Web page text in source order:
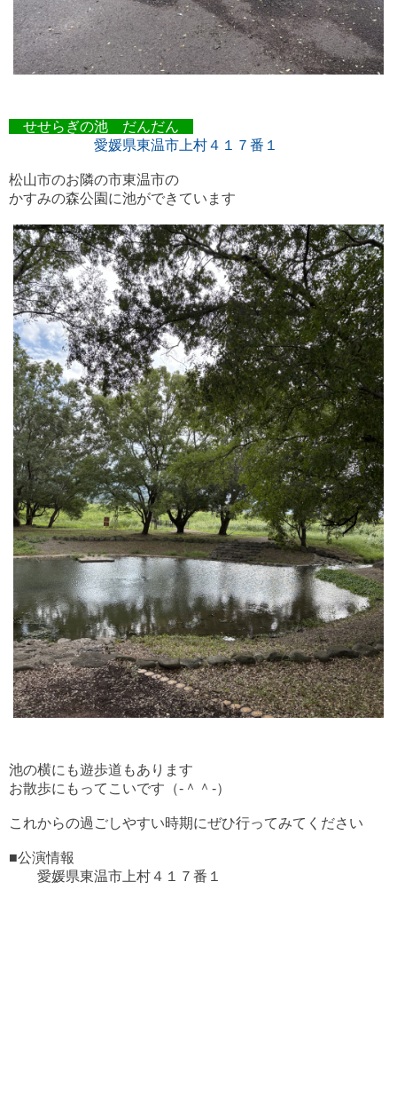
せせらぎの池 だんだん
愛媛県東温市上村４１７番１
松山市のお隣の市東温市の
かすみの森公園に池ができています
池の横にも遊歩道もあります
お散歩にもってこいです（‐＾＾‐）
これからの過ごしやすい時期にぜひ行ってみてください
■公演情報
愛媛県東温市上村４１７番１